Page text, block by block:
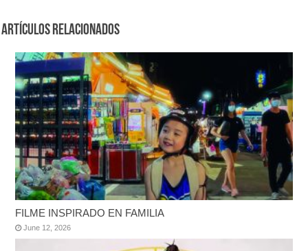
Artículos Relacionados
FILME INSPIRADO EN FAMILIA
June 12, 2026